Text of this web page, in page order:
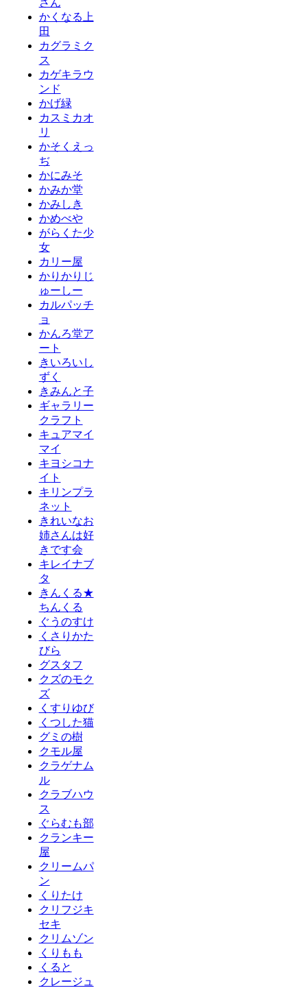
さん
かくなる上
田
カグラミク
ス
カゲキラウ
ンド
かげ緑
カスミカオ
リ
かそくえっ
ぢ
かにみそ
かみか堂
かみしき
かめべや
がらくた少
女
カリー屋
かりかりじ
ゅーしー
カルパッチ
ョ
かんろ堂ア
ート
きいろいし
ずく
きみんと子
ギャラリー
クラフト
キュアマイ
マイ
キヨシコナ
イト
キリンプラ
ネット
きれいなお
姉さんは好
きです会
キレイナブ
タ
きんくる★
ちんくる
ぐうのすけ
くさりかた
びら
グスタフ
クズのモク
ズ
くすりゆび
くつした猫
グミの樹
クモル屋
クラゲナム
ル
クラブハウ
ス
ぐらむも部
クランキー
屋
クリームパ
ン
くりたけ
クリフジキ
セキ
クリムゾン
くりもも
くると
クレージュ